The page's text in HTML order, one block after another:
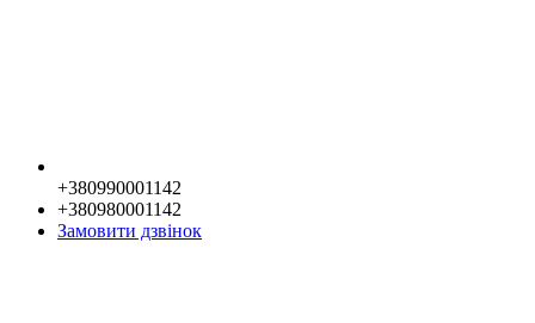
+380990001142
+380980001142
Замовити дзвінок